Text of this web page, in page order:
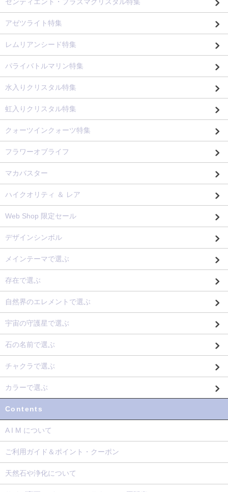
アゼツライト特集
レムリアンシード特集
パライバトルマリン特集
水入りクリスタル特集
虹入りクリスタル特集
クォーツインクォーツ特集
フラワーオブライフ
マカバスター
ハイクオリティ ＆ レア
Web Shop 限定セール
デザインシンボル
メインテーマで選ぶ
存在で選ぶ
自然界のエレメントで選ぶ
宇宙の守護星で選ぶ
石の名前で選ぶ
チャクラで選ぶ
カラーで選ぶ
Contents
A I M について
ご利用ガイド＆ポイント・クーポン
天然石や浄化について